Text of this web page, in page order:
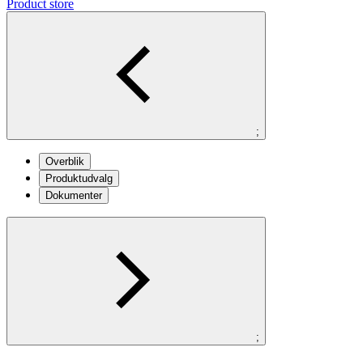
Product store
;
Overblik
Produktudvalg
Dokumenter
;